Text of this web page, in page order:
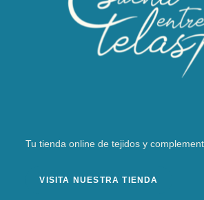
Tu tienda online de tejidos y
VISITA NUESTRA TIENDA